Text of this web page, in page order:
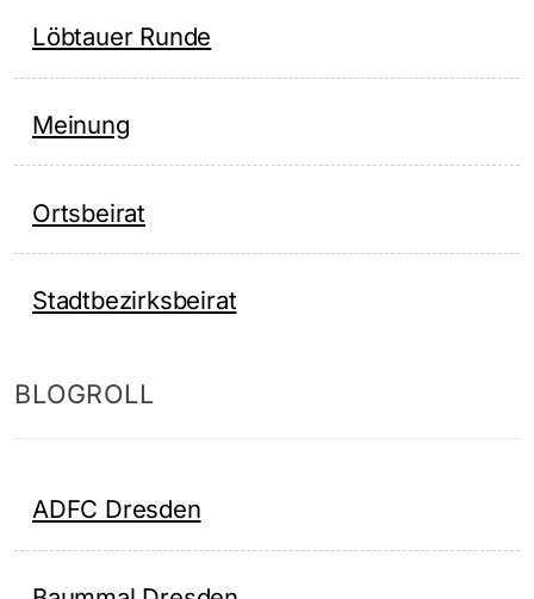
Löbtauer Runde
Meinung
Ortsbeirat
Stadtbezirksbeirat
BLOGROLL
ADFC Dresden